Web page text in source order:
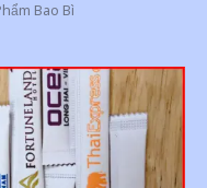
Bao Bì